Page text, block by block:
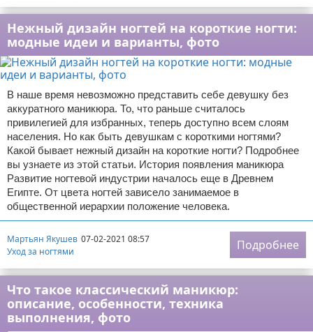
Нежный дизайн ногтей на короткие ногти:
модные идеи и варианты, фото
В наше время невозможно представить себе девушку без
аккуратного маникюра. То, что раньше считалось
привилегией для избранных, теперь доступно всем слоям
населения. Но как быть девушкам с короткими ногтями?
Какой бывает нежный дизайн на короткие ногти? Подробнее
вы узнаете из этой статьи. История появления маникюра
Развитие ногтевой индустрии началось еще в Древнем
Египте. От цвета ногтей зависело занимаемое в
общественной иерархии положение человека.
Мартьян Якушев 07-02-2021 08:57
Уход за ногтями
Подробнее
Что такое классический маникюр:
описание, особенности, техника
выполнения, фото